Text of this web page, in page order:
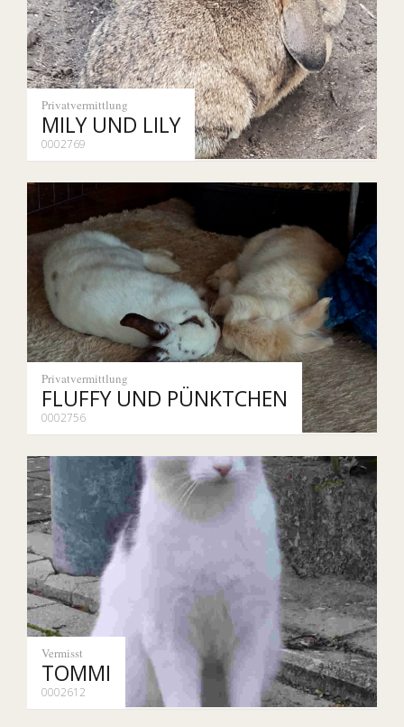
Privatvermittlung
MILY UND LILY
0002769
Privatvermittlung
FLUFFY UND PÜNKTCHEN
0002756
Vermisst
TOMMI
0002612